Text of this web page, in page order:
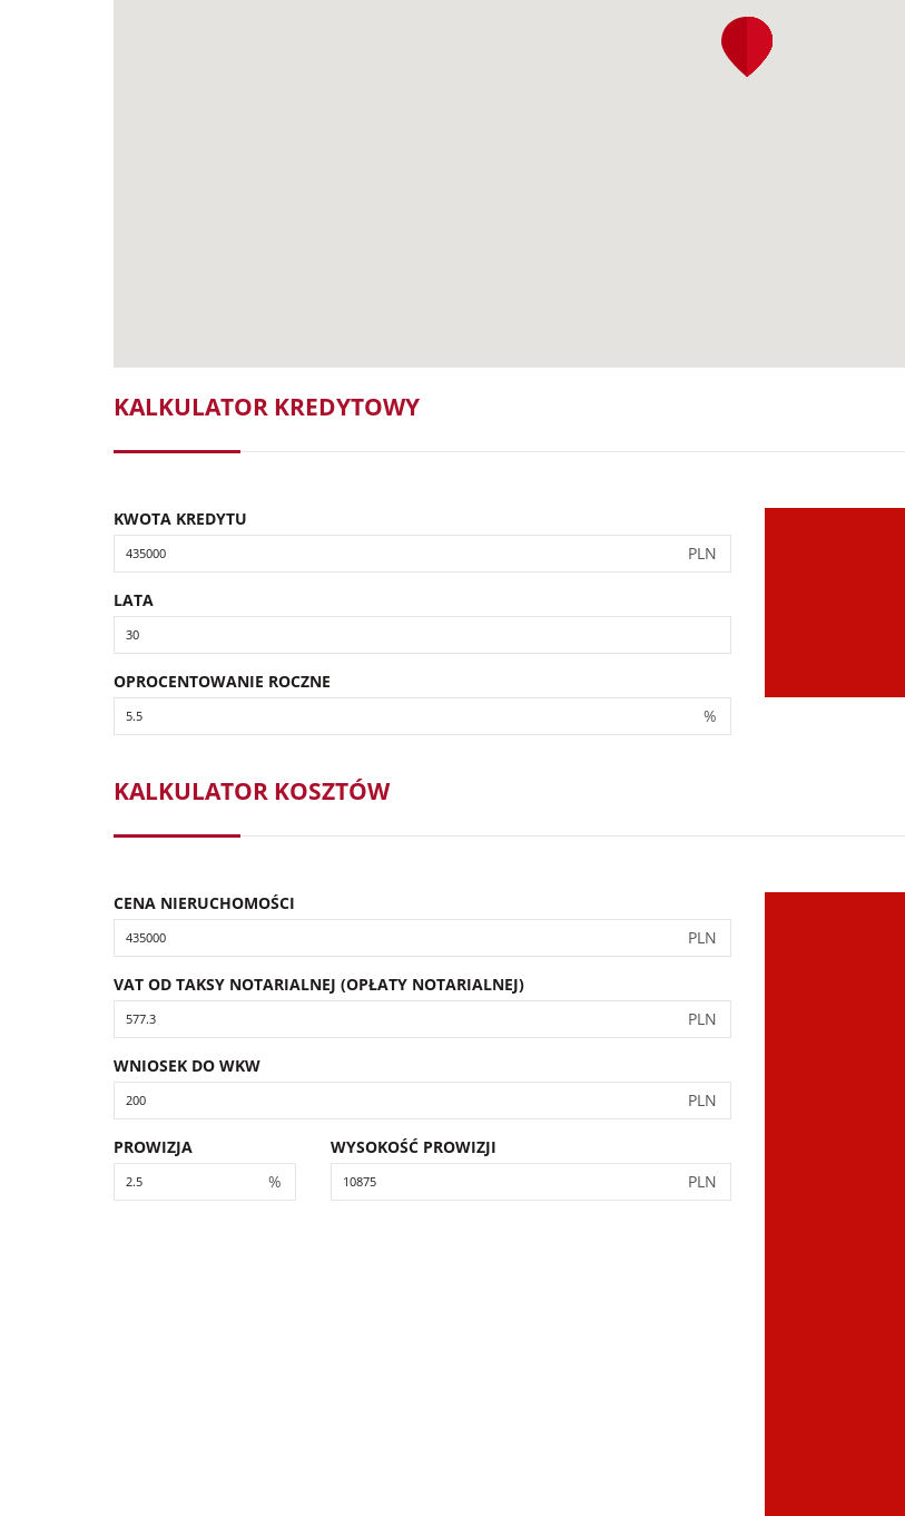
KALKULATOR KREDYTOWY
KWOTA KREDYTU
PLN
LATA
OPROCENTOWANIE ROCZNE
%
KALKULATOR KOSZTÓW
CENA NIERUCHOMOŚCI
PLN
VAT OD TAKSY NOTARIALNEJ (OPŁATY NOTARIALNEJ)
PLN
WNIOSEK DO WKW
PLN
PROWIZJA
%
WYSOKOŚĆ PROWIZJI
PLN